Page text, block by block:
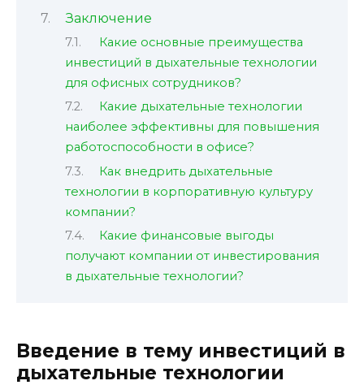
Заключение
Какие основные преимущества
инвестиций в дыхательные технологии
для офисных сотрудников?
Какие дыхательные технологии
наиболее эффективны для повышения
работоспособности в офисе?
Как внедрить дыхательные
технологии в корпоративную культуру
компании?
Какие финансовые выгоды
получают компании от инвестирования
в дыхательные технологии?
Введение в тему инвестиций в
дыхательные технологии